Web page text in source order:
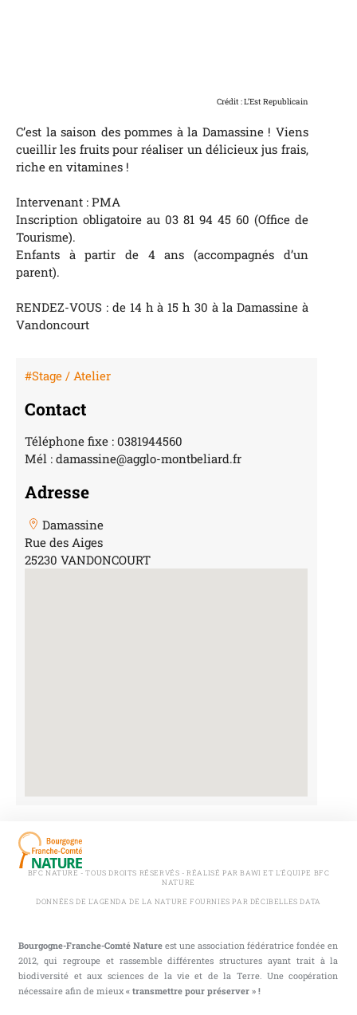
Crédit : L’Est Republicain
C’est la saison des pommes à la Damassine ! Viens
cueillir les fruits pour réaliser un délicieux jus frais,
riche en vitamines !
Intervenant : PMA
Inscription obligatoire au 03 81 94 45 60 (Office de
Tourisme).
Enfants à partir de 4 ans (accompagnés d’un
parent).
RENDEZ-VOUS : de 14 h à 15 h 30 à la Damassine à
Vandoncourt
#Stage / Atelier
Contact
Téléphone fixe : 0381944560
Mél : damassine@agglo-montbeliard.fr
Adresse
Damassine
Rue des Aiges
25230 VANDONCOURT
BFC NATURE - TOUS DROITS RÉSERVÉS - RÉALISÉ PAR BAWI ET L'ÉQUIPE BFC
NATURE
DONNÉES DE L'AGENDA DE LA NATURE FOURNIES PAR DÉCIBELLES DATA
Bourgogne-Franche-Comté Nature est une association fédératrice fondée en
2012, qui regroupe et rassemble différentes structures ayant trait à la
biodiversité et aux sciences de la vie et de la Terre. Une coopération
nécessaire afin de mieux« transmettre pour préserver » !